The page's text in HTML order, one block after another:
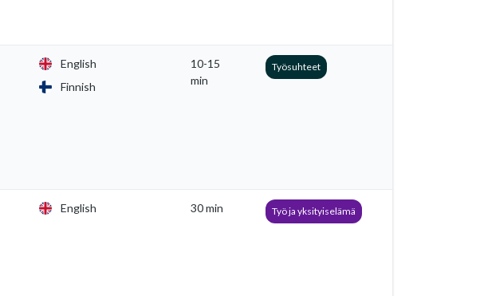
English
Finnish
10-15
min
Työsuhteet
English 30 min Työ ja yksityiselämä